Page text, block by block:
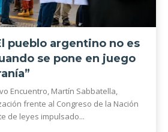
pueblo argentino no es
se pone en juego
Encuentro, Martín Sabbatella,
frente al Congreso de la Nación
de leyes impulsado...